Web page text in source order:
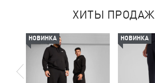
ХИТЫ ПРОДАЖ
НОВИНКА НОВИНКА